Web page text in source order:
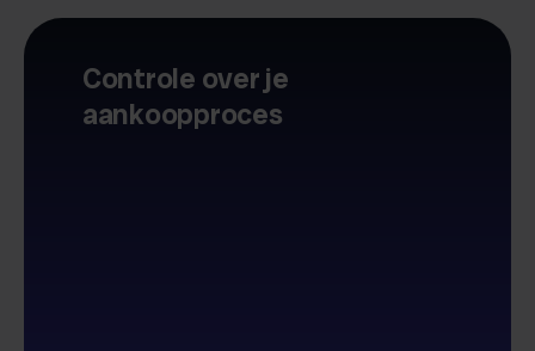
Controle over je
aankoopproces